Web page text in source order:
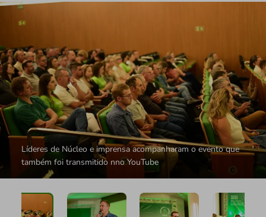
Líderes de Núcleo e imprensa acompanharam o evento que
também foi transmitido nno YouTube